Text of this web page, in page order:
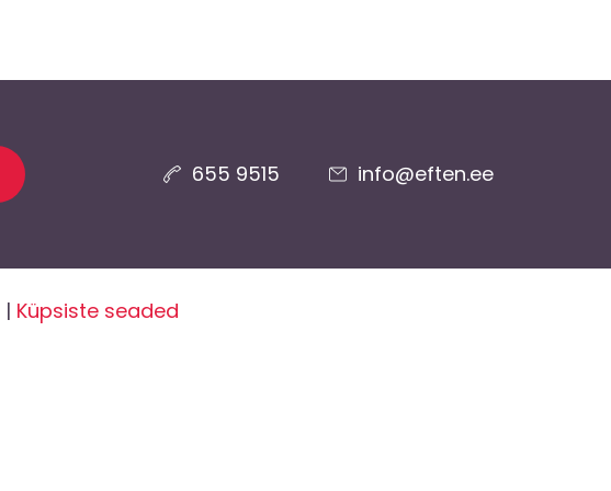
655 9515 info@eften.ee
| Küpsiste seaded